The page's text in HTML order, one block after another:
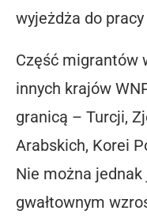
wyjeżdża do
Część migrantów
innych krajów
granicą – Turcji,
Arabskich, Korei
Nie można
gwałtownym